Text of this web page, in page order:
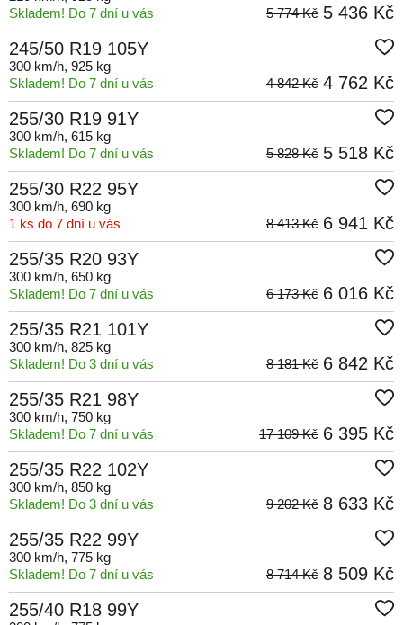
Skladem! Do 7 dní u vás
5 436 Kč
5 774 Kč
245/50 R19 105Y
300 km/h, 925 kg
Skladem! Do 7 dní u vás
4 762 Kč
4 842 Kč
255/30 R19 91Y
300 km/h, 615 kg
Skladem! Do 7 dní u vás
5 518 Kč
5 828 Kč
255/30 R22 95Y
300 km/h, 690 kg
1 ks do 7 dní u vás
6 941 Kč
8 413 Kč
255/35 R20 93Y
300 km/h, 650 kg
Skladem! Do 7 dní u vás
6 016 Kč
6 173 Kč
255/35 R21 101Y
300 km/h, 825 kg
Skladem! Do 3 dní u vás
6 842 Kč
8 181 Kč
255/35 R21 98Y
300 km/h, 750 kg
Skladem! Do 7 dní u vás
6 395 Kč
17 109 Kč
255/35 R22 102Y
300 km/h, 850 kg
Skladem! Do 3 dní u vás
8 633 Kč
9 202 Kč
255/35 R22 99Y
300 km/h, 775 kg
Skladem! Do 7 dní u vás
8 509 Kč
8 714 Kč
255/40 R18 99Y